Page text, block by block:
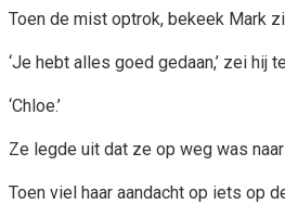
Toen de mist optrok, bekeek Mark
‘Je hebt alles goed gedaan,’ zei hij
‘Chloe.’
Ze legde uit dat ze op weg was
Toen viel haar aandacht op iets op